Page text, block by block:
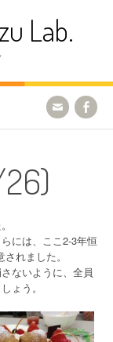
Lab.
には、ここ2-3年恒
れました。
ないように、全員
ょう。